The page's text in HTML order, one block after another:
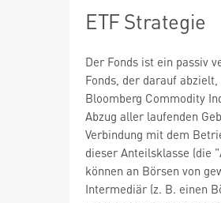
ETF Strategie
Der Fonds ist ein passiv
Fonds, der darauf
Bloomberg Commodity
Abzug aller laufenden
Verbindung mit dem
dieser Anteilsklasse (die
können an Börsen von
Intermediär (z. B. einen